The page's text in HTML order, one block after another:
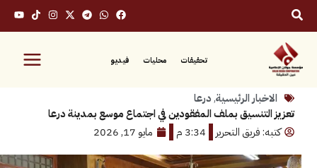
محليات فيديو
الرئيسية,درعا
بملف المفقودين في اجتماع موسع بمدينة درعا
فريق التحرير
3:34 م مايو 17, 2026